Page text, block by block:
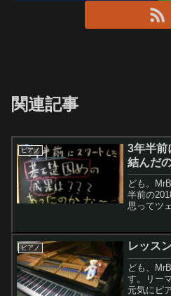
関連記事
ピアノ
3年半前
結んだ
ども。
半前の
思ってツ
今、基礎
ち...
ピアノ レッス
ども、
す。リー
元気にピ